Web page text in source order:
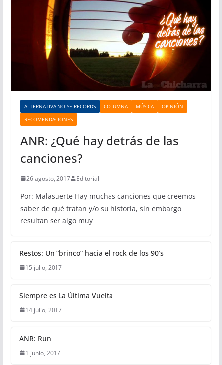
ALTERNATIVA NOISE RECORDS COLUMNA MÚSICA
OPINIÓN
RECOMENDACIONES
ANR: ¿Qué hay detrás de las
canciones?
26 agosto, 2017 Editorial
Por: Malasuerte Hay muchas canciones que creemos
saber de qué tratan y/o su historia, sin embargo
resultan ser algo muy
Restos: Un “brinco” hacia el rock de los 90’s
15 julio, 2017
Siempre es La Última Vuelta
14 julio, 2017
ANR: Run
1 junio, 2017